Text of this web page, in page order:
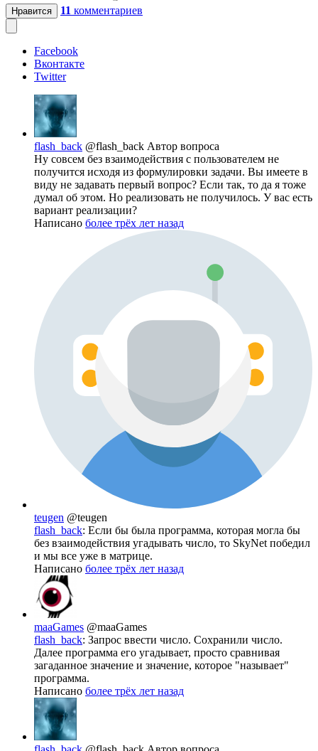
Нравится 11 комментариев
Facebook
Вконтакте
Twitter
flash_back @flash_back Автор вопроса
Ну совсем без взаимодействия с пользователем не
получится исходя из формулировки задачи. Вы имеете в
виду не задавать первый вопрос? Если так, то да я тоже
думал об этом. Но реализовать не получилось. У вас есть
вариант реализации?
Написано более трёх лет назад
teugen @teugen
flash_back: Если бы была программа, которая могла бы
без взаимодействия угадывать число, то SkyNet победил
и мы все уже в матрице.
Написано более трёх лет назад
maaGames @maaGames
flash_back: Запрос ввести число. Сохранили число.
Далее программа его угадывает, просто сравнивая
загаданное значение и значение, которое "называет"
программа.
Написано более трёх лет назад